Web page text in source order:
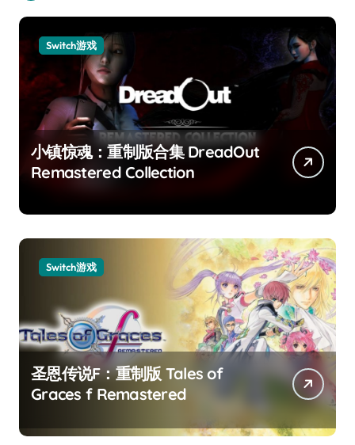
Switch游戏
小镇惊魂：重制版合集 DreadOut
Remastered Collection
Switch游戏
圣恩传说F：重制版 Tales of
Graces f Remastered